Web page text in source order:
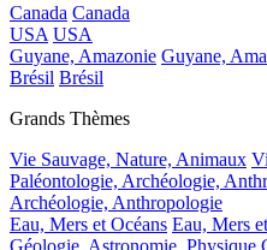
Canada Canada
USA USA
Guyane, Amazonie Guyane,
Brésil Brésil
Grands Thèmes
Vie Sauvage, Nature, Animaux
Paléontologie, Archéologie,
Archéologie, Anthropologie
Eau, Mers et Océans Eau, Mers
Géologie, Astronomie, Physique